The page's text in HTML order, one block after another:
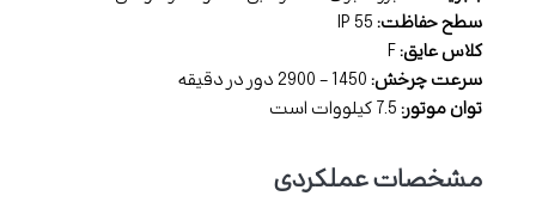
سطح حفاظت:
کلاس عایق:
سرعت چرخش:
توان موتور:
مشخصات عملکردی